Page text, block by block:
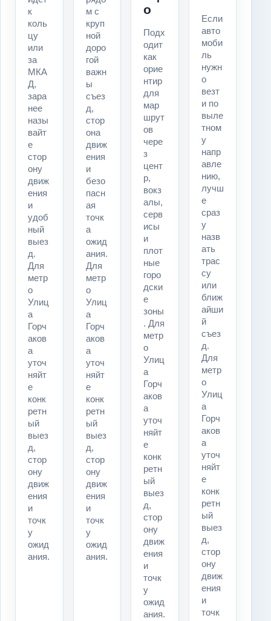
к
коль
цу
или
за
МКА
Д,
зара
нее
назы
вайт
е
стор
ону
движ
ения
и
удоб
ный
выез
д.
Для
метр
о
Улиц
а
Горч
аков
а
уточ
няйт
е
конк
ретн
ый
выез
д,
стор
ону
движ
ения
и
точк
у
ожид
ания.
м с
круп
ной
доро
гой
важн
ы
съез
д,
стор
она
движ
ения
и
безо
пасн
ая
точк
а
ожид
ания.
Для
метр
о
Улиц
а
Горч
аков
а
уточ
няйт
е
конк
ретн
ый
выез
д,
стор
ону
движ
ения
и
точк
у
ожид
ания.
о
Подх
одит
как
орие
нтир
для
мар
шрут
ов
чере
з
цент
р,
вокз
алы,
серв
исы
и
плот
ные
горо
дски
е
зоны
. Для
метр
о
Улиц
а
Горч
аков
а
уточ
няйт
е
конк
ретн
ый
выез
д,
стор
ону
движ
ения
и
точк
у
ожид
ания.
Если
авто
моби
ль
нужн
о
везт
и по
выле
тном
у
напр
авле
нию,
лучш
е
сраз
у
назв
ать
трас
су
или
ближ
айши
й
съез
д.
Для
метр
о
Улиц
а
Горч
аков
а
уточ
няйт
е
конк
ретн
ый
выез
д,
стор
ону
движ
ения
и
точк